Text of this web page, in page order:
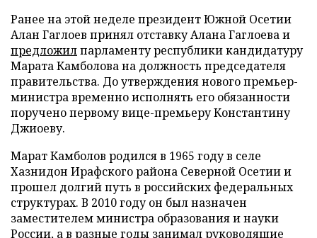
Ранее на этой неделе президент Южной Осетии
Алан Гаглоев принял отставку Алана Гаглоева и
предложилпарламенту республики кандидатуру
Марата Камболова на должность председателя
правительства. До утверждения нового премьер-
министра временно исполнять его обязанности
поручено первому вице-премьеру Константину
Джиоеву.
Марат Камболов родился в 1965 году в селе
Хазнидон Ирафского района Северной Осетии и
прошел долгий путь в российских федеральных
структурах. В 2010 году он был назначен
заместителем министра образования и науки
России, а в разные годы занимал руководящие